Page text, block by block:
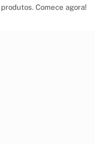
Comece agora!